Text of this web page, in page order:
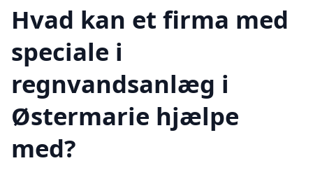
Hvad kan et firma med
speciale i
regnvandsanlæg i
Østermarie hjælpe
med?